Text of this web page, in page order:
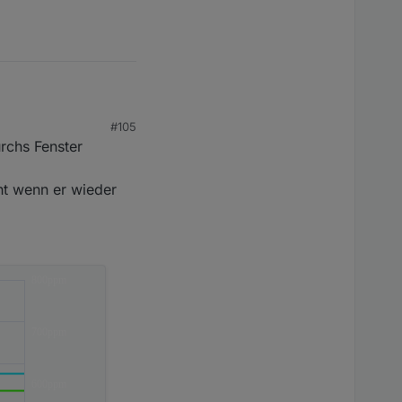
kalibriert und
#105
Fenster
wenn er wieder